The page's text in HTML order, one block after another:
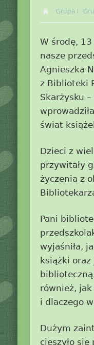
Grupa I
W środę,
nasze
Agnieszka
z Biblioteki
Skarżysku
świat
Dzieci z
przywitały
życzenia z
Pani
wyjaśniła,
książki oraz
również,
i dlaczego
Dużym
cieszyło